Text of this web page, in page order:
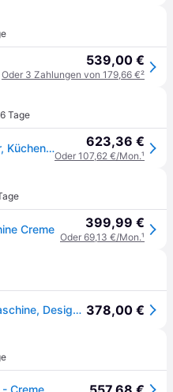
539,00 €
Oder 3 Zahlungen von 179,66 €²
Tage
Smeg 50's Retro Style Full Color, Küchenmaschine, Grau, Beige 623,36 €
Oder 107,62 €/Mon.¹
Creme 399,99 €
Oder 69,13 €/Mon.¹
SMEG SMF03CREU - Küchenmaschine, Designlinie 50's Style, Creme, BxTxH: ca. 41x23x38 cm 378,00 €
Creme